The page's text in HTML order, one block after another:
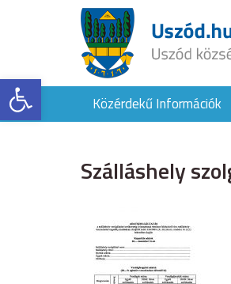
Eszköztár megnyitásaKözérdekű Információk
Szálláshely